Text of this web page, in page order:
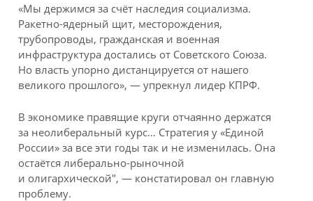
«Мы держимся за счёт наследия социализма.
Ракетно-ядерный щит, месторождения,
трубопроводы, гражданская и военная
инфраструктура достались от Советского Союза.
Но власть упорно дистанцируется от нашего
великого прошлого», — упрекнул лидер КПРФ.
В экономике правящие круги отчаянно держатся
за неолиберальный курс… Стратегия у «Единой
России» за все эти годы так и не изменилась. Она
остаётся либерально-рыночной
и олигархической", — констатировал он главную
проблему.